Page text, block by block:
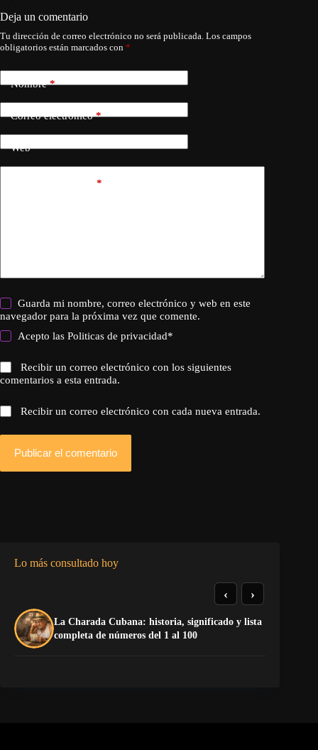
Deja un comentario
Tu dirección de correo electrónico no será publicada. Los campos
obligatorios están marcados con *
Nombre*
Correo electrónico*
Web
*
Guarda mi nombre, correo electrónico y web en este
navegador para la próxima vez que comente.
Acepto lasPoliticas de privacidad*
Recibir un correo electrónico con los siguientes
comentarios a esta entrada.
Recibir un correo electrónico con cada nueva entrada.
Publicar el comentario
Lo más consultado hoy
La Charada Cubana: historia, significado y lista
completa de números del 1 al 100
‹ ›